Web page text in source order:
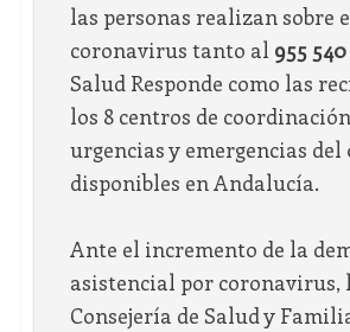
las personas realizan sobre
coronavirus tanto al 955
Salud Responde como las
los 8 centros de
urgencias y emergencias del
disponibles en Andalucía.
Ante el incremento de la
asistencial por coronavirus,
Consejería de Salud y